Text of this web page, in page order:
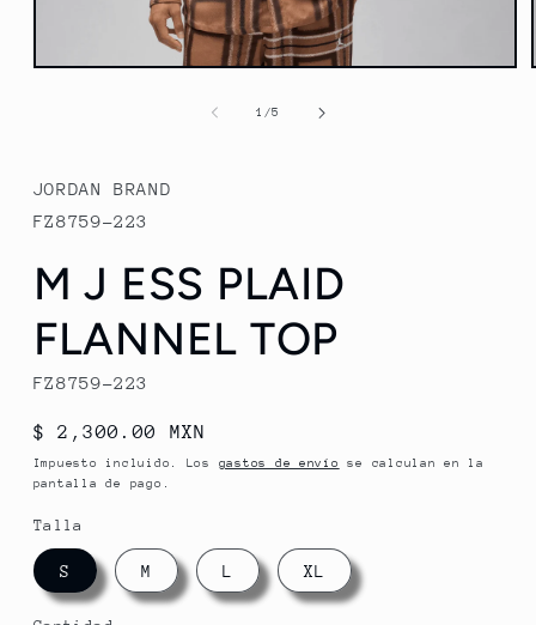
Abrir
ventana
modal
1 /de
5
JORDAN BRAND
FZ8759-223
M J ESS PLAID
FLANNEL TOP
FZ8759-223
Precio
habitual
$ 2,300.00 MXN
Impuesto incluido. Los gastos de envío
se calculan en la
pantalla de pago.
Talla
S M L XL